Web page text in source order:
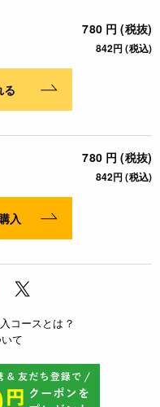
780 円 (税抜)
842円 (税込)
る
780 円 (税抜)
842円 (税込)
入
コースとは？
て